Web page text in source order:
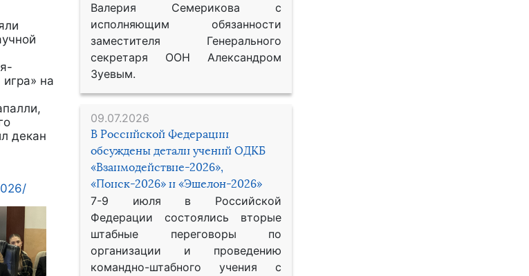
Валерия Семерикова с
исполняющим обязанности
заместителя Генерального
секретаря ООН Александром
Зуевым.
09.07.2026
В Российской Федерации
обсуждены детали учений ОДКБ
«Взаимодействие-2026»,
«Поиск-2026» и «Эшелон-2026»
7-9 июля в Российской
Федерации состоялись вторые
штабные переговоры по
организации и проведению
командно-штабного учения с
на
декан